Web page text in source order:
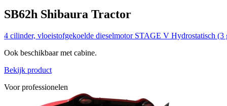
SB62h Shibaura Tractor
4 cilinder, vloeistofgekoelde dieselmotor STAGE V Hydrostatisch (3
Ook beschikbaar met cabine.
Bekijk product
Voor professionelen